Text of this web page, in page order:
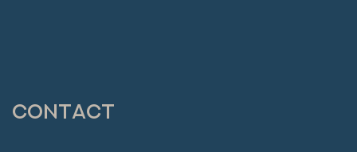
Contact